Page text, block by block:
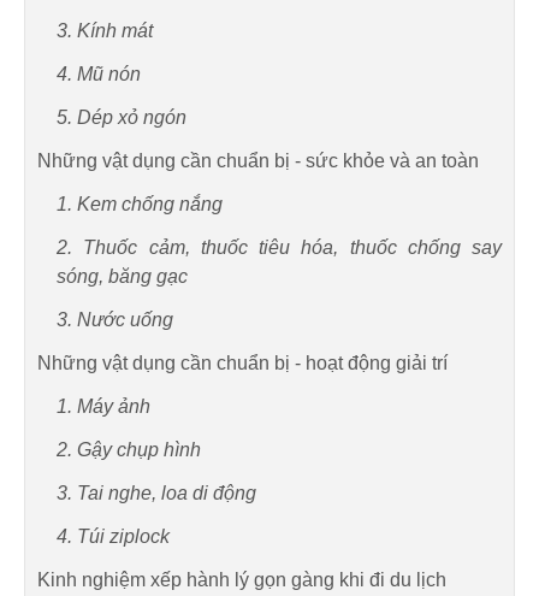
3. Kính mát
4. Mũ nón
5. Dép xỏ ngón
Những vật dụng cần chuẩn bị - sức khỏe và an toàn
1. Kem chống nắng
2. Thuốc cảm, thuốc tiêu hóa, thuốc chống say
sóng, băng gạc
3. Nước uống
Những vật dụng cần chuẩn bị - hoạt động giải trí
1. Máy ảnh
2. Gậy chụp hình
3. Tai nghe, loa di động
4. Túi ziplock
Kinh nghiệm xếp hành lý gọn gàng khi đi du lịch